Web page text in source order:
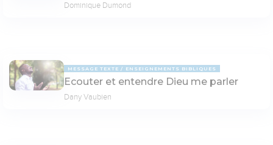
Dominique Dumond
MESSAGE TEXTE ENSEIGNEMENTS BIBLIQUES
Ecouter et entendre Dieu me parler
Dany Vaubien